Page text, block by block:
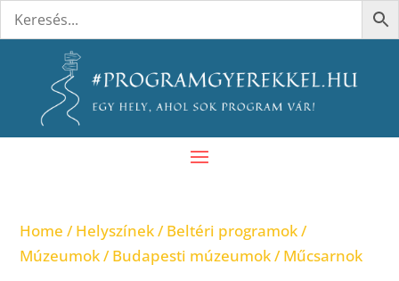
Home /Helyszínek/Beltéri programok/
Múzeumok/Budapesti múzeumok/ Műcsarnok